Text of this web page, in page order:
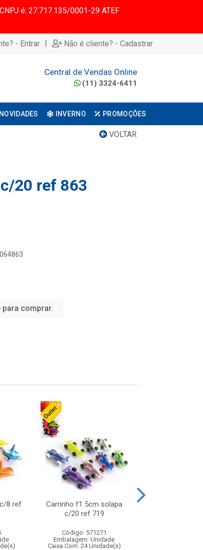
é: 27.717.135/0001-29 ATEF
- Entrar | Não é cliente? - Cadastrar
Central de Vendas Online
(11) 3324-6411
NOVIDADES INVERNO PROMOÇÕES
VOLTAR
20 ref 863
comprar.
8 ref
Carrinho f1 5cm solapa
c/20 ref 719
Código: 571271
Embalagem: Unidade
Caixa Com: 24 Unidade(s)